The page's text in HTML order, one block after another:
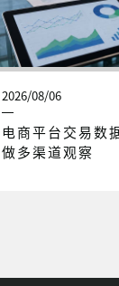
2026/08/06
电商平台交易数
做多渠道观察